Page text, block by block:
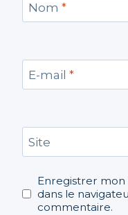
Nom *
E-mail *
Site
Enregistrer
dans le
commentaire.